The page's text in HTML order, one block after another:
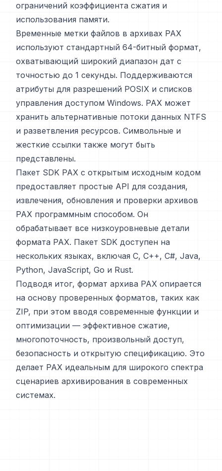
ограничений коэффициента сжатия и
использования памяти.
Временные метки файлов в архивах PAX
используют стандартный 64-битный формат,
охватывающий широкий диапазон дат с
точностью до 1 секунды. Поддерживаются
атрибуты для разрешений POSIX и списков
управления доступом Windows. PAX может
хранить альтернативные потоки данных NTFS
и разветвления ресурсов. Символьные и
жесткие ссылки также могут быть
представлены.
Пакет SDK PAX с открытым исходным кодом
предоставляет простые API для создания,
извлечения, обновления и проверки архивов
PAX программным способом. Он
обрабатывает все низкоуровневые детали
формата PAX. Пакет SDK доступен на
нескольких языках, включая C, C++, C#, Java,
Python, JavaScript, Go и Rust.
Подводя итог, формат архива PAX опирается
на основу проверенных форматов, таких как
ZIP, при этом вводя современные функции и
оптимизации — эффективное сжатие,
многопоточность, произвольный доступ,
безопасность и открытую спецификацию. Это
делает PAX идеальным для широкого спектра
сценариев архивирования в современных
системах.